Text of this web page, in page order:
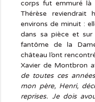
corps fut emmuré là
Thérèse
environs de minuit :
dans sa pièce et sur
fantôme de la
château l’ont
Xavier de Montbron
de toutes ces
mon père, Henri,
reprises. Je dois